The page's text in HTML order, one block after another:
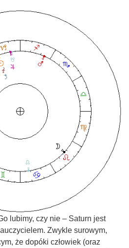
lubimy, czy nie – Saturn jest
Zwykle surowym,
że dopóki człowiek (oraz